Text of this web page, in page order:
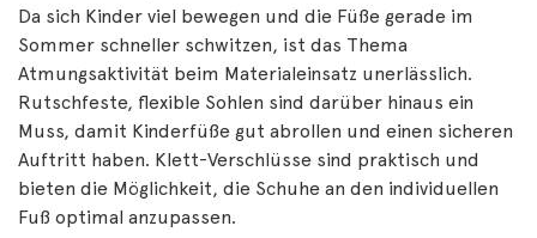
Da sich Kinder viel bewegen und die Füße gerade im
Sommer schneller schwitzen, ist das Thema
Atmungsaktivität beim Materialeinsatz unerlässlich.
Rutschfeste, flexible Sohlen sind darüber hinaus ein
Muss, damit Kinderfüße gut abrollen und einen sicheren
Auftritt haben. Klett-Verschlüsse sind praktisch und
bieten die Möglichkeit, die Schuhe an den individuellen
Fuß optimal anzupassen.